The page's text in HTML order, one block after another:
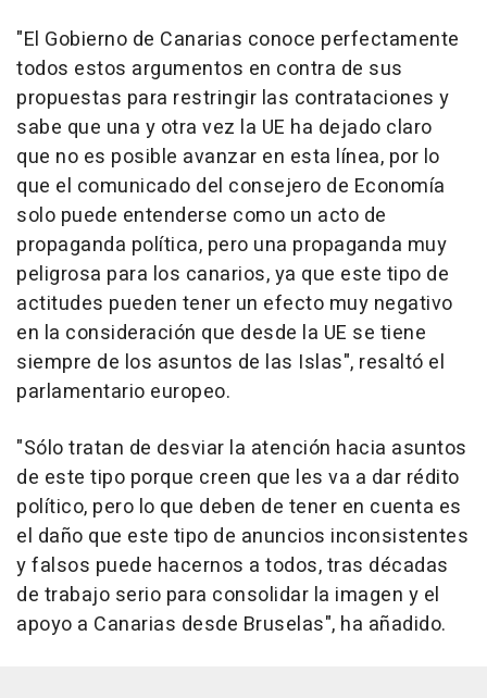
"El Gobierno de Canarias conoce perfectamente
todos estos argumentos en contra de sus
propuestas para restringir las contrataciones y
sabe que una y otra vez la UE ha dejado claro
que no es posible avanzar en esta línea, por lo
que el comunicado del consejero de Economía
solo puede entenderse como un acto de
propaganda política, pero una propaganda muy
peligrosa para los canarios, ya que este tipo de
actitudes pueden tener un efecto muy negativo
en la consideración que desde la UE se tiene
siempre de los asuntos de las Islas", resaltó el
parlamentario europeo.
"Sólo tratan de desviar la atención hacia asuntos
de este tipo porque creen que les va a dar rédito
político, pero lo que deben de tener en cuenta es
el daño que este tipo de anuncios inconsistentes
y falsos puede hacernos a todos, tras décadas
de trabajo serio para consolidar la imagen y el
apoyo a Canarias desde Bruselas", ha añadido.